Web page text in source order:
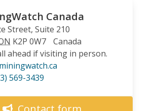
Canada
Street, Suite 210
K2P 0W7
Canada
ahead if visiting in person.
569-3439